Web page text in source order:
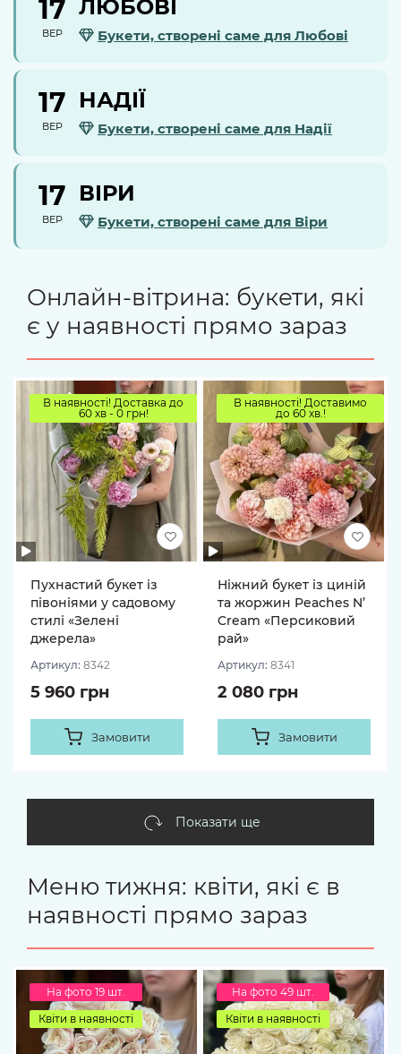
17
ВЕР
ЛЮБОВІ
Букети, створені саме для Любові
17
ВЕР
НАДІЇ
Букети, створені саме для Надії
17
ВЕР
ВІРИ
Букети, створені саме для Віри
Онлайн-вітрина: букети, які
є у наявності прямо зараз
В наявності! Доставка до
60 хв - 0 грн!
Пухнастий букет із
півоніями у садовому
стилі «Зелені
джерела»
Артикул: 8342
5 960 грн
Замовити
В наявності! Доставимо
до 60 хв.!
Ніжний букет із циній
та жоржин Peaches N’
Cream «Персиковий
рай»
Артикул: 8341
2 080 грн
Замовити
Показати ще
Меню тижня: квіти, які є в
наявності прямо зараз
На фото 19 шт.
Квіти в наявності
На фото 49 шт.
Квіти в наявності